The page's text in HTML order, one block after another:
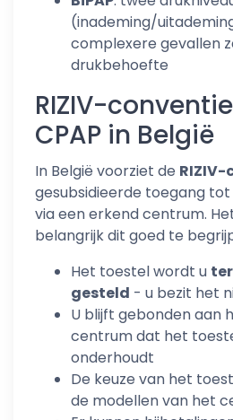
(inademing/
complexere gevallen
drukbehoefte
RIZIV-
CPAP in België
In België voorziet de
gesubsidieerde toegang
via een erkend centrum.
belangrijk dit goed te
Het toestel wordt u
gesteld - u bezit het
U blijft gebonden aan
centrum dat het
onderhoudt
De keuze van het
de modellen van het